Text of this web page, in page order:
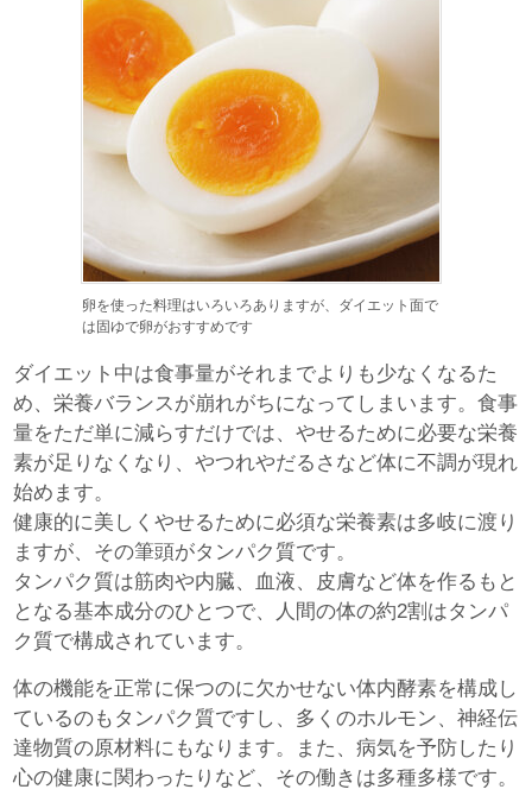
卵を使った料理はいろいろありますが、ダイエット面で
は固ゆで卵がおすすめです
ダイエット中は食事量がそれまでよりも少なくなるた
め、栄養バランスが崩れがちになってしまいます。食事
量をただ単に減らすだけでは、やせるために必要な栄養
素が足りなくなり、やつれやだるさなど体に不調が現れ
始めます。
健康的に美しくやせるために必須な栄養素は多岐に渡り
ますが、その筆頭がタンパク質です。
タンパク質は筋肉や内臓、血液、皮膚など体を作るもと
となる基本成分のひとつで、人間の体の約2割はタンパ
ク質で構成されています。
体の機能を正常に保つのに欠かせない体内酵素を構成し
ているのもタンパク質ですし、多くのホルモン、神経伝
達物質の原材料にもなります。また、病気を予防したり
心の健康に関わったりなど、その働きは多種多様です。